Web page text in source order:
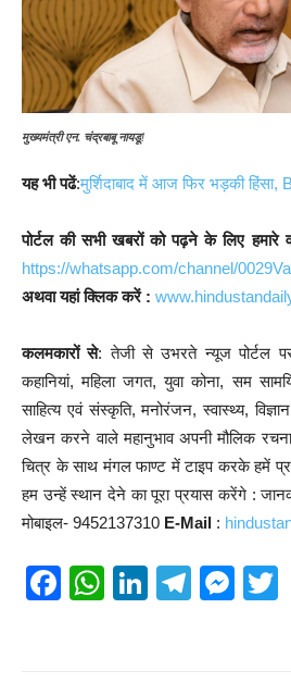
मुख्यमंत्री एन. चंद्रबाबू नायडू!
यह भी पढें:मुर्शिदाबाद में आज फिर भड़की हिंसा,
पोर्टल की सभी खबरों को पढ़ने के लिए
https://whatsapp.com/channel/
अथवा यहां क्लिक करें :
कलमकारों से: तेजी से उभरते न्यूज पोर्टल
कहानियां, महिला जगत, युवा कोना, सम
साहित्य एवं संस्कृति, मनोरंजन, स्वास्थ्य,
लेखन करने वाले महानुभाव अपनी मौलिक
चित्र के साथ मंगल फाण्ट में टाइप करके हमें
हम उन्हें स्थान देने का पूरा प्रयास करेंगे :
मोबाइल- 9452137310 E-Mail :
F
W
Li
T
M